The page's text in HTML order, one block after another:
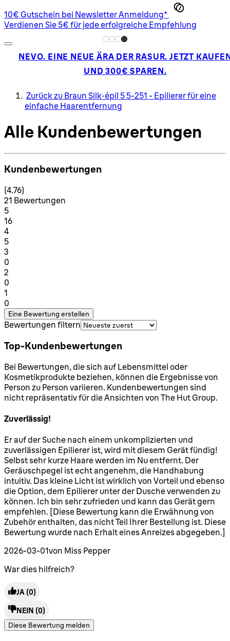
10€ Gutschein bei Newsletter Anmeldung*
Verdienen Sie 5€ für jede erfolgreiche Empfehlung
NEVO. EINE NEUE ÄRA DER RASUR. JETZT
UND 300€ SPAREN.
Zurück zu Braun Silk-épil 5 5-251 - Epilierer für eine
einfache Haarentfernung
Alle Kundenbewertungen
Kundenbewertungen
4.76 Sterne von maximal 5
(4.76)
21 Bewertungen
51 Sterne von maximal 1
16
41 Sterne von maximal 1
5
3
0
2
0
1
0
Eine Bewertung erstellen
Bewertungen filtern
Top-Kundenbewertungen
Bei Bewertungen, die sich auf Lebensmittel oder
Kosmetikprodukte beziehen, können die Ergebnisse von
Person zu Person variieren. Kundenbewertungen sind
nicht repräsentativ für die Ansichten von The Hut Group.
Zuverlässig!
5 Sterne von maximal 5
Er auf der Suche nach einem unkomplizierten und
zuverlässigen Epilierer ist, wird mit diesem Gerät fündig!
Selbst sehr kurze Haare werden im Nu entfernt. Der
Geräuschpegel ist echt angenehm, die Handhabung
intuitiv. Das kleine Licht ist wirklich von Vorteil und ebenso
die Option, dem Epilierer unter der Dusche verwenden zu
können. Ich bin sehr zufrieden und kann das Gerät gern
empfehlen. [Diese Bewertung kann die Erwähnung von
Zubehör enthalten, das nicht Teil Ihrer Bestellung ist. Diese
Bewertung wurde nach Erhalt eines Anreizes abgegeben.]
2026-03-01von Miss Pepper
War dies hilfreich?
JA (0)
NEIN (0)
Diese Bewertung melden